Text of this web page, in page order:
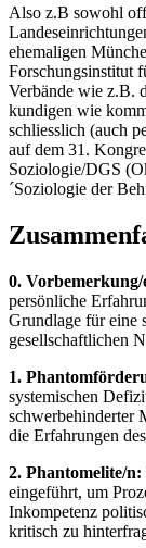
Also z.B sowohl
ehemaligen
Forschungsinstitut
Verbände wie z.B.
kundigen wie
schliesslich (auch
auf dem 31.
Soziologie/DGS
´Soziologie der
0. Vorbemerkung/
persönliche
Grundlage für eine
gesellschaftlichen
1.
systemischen
schwerbehinderter
die Erfahrungen
2. Phantomelite/n:
eingeführt, um
Inkompetenz
kritisch zu